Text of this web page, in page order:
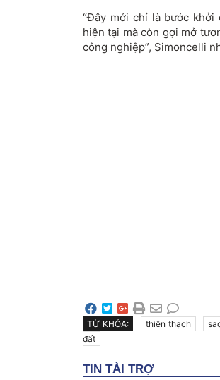
“Đây mới chỉ là bước
hiện tại mà còn gợi mở
công nghiệp”, Simoncelli
TỪ KHÓA: thiên thạch
đất